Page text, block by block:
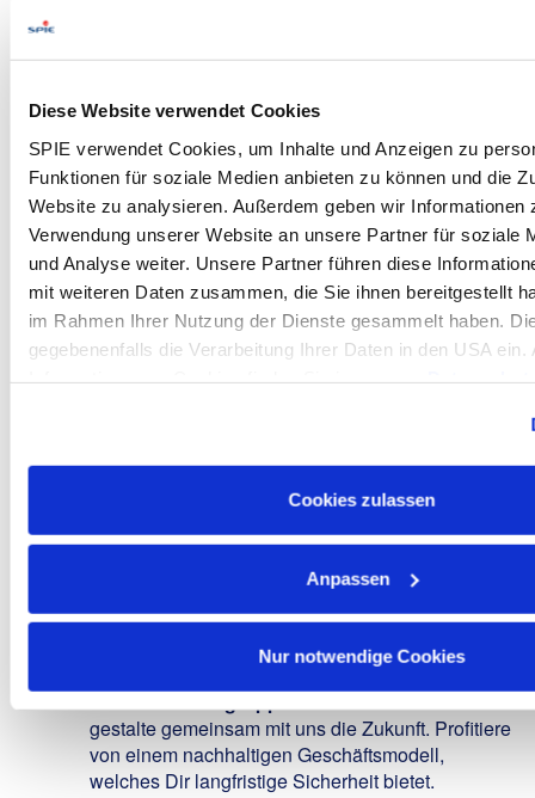
Diese Website verwendet Cookies
SPIE verwendet Cookies, um Inhalte und Anzeigen zu
Funktionen für soziale Medien anbieten zu können und die
Website zu analysieren. Außerdem geben wir Informationen
Verwendung unserer Website an unsere Partner für soziale
und Analyse weiter. Unsere Partner führen diese
mit weiteren Daten zusammen, die Sie ihnen bereitgestellt
im Rahmen Ihrer Nutzung der Dienste gesammelt haben.
gegebenenfalls die Verarbeitung Ihrer Daten in den USA ein.
Cookies zulassen
Anpassen
Nur notwendige Cookies
Urlaubs- und Weihnachtsgeld
entspannter zu genießen.
30 Tage Urlaub: Um Dich zu erholen und neue
Energie zu tanken.
Work-Life-Balance
: 38h-Woche mit
Arbeitszeitkonto sowie Möglichkeiten von Mobile-
Work, die es Dir ermöglichen Arbeit und
Privatleben gut zu vereinbaren.
Betriebliche Altersvorsorge : Wir legen großen
Wert auf Deine langfristige Absicherung und
bieten Dir die Chance direkt vom Erfolg unseres
Unternehmens zu profitieren.
Einstellung durch das Mitarbeitenden-
Empfehlungsprogramm „Gute Leute kennen gute
gestalte gemeinsam mit uns die Zukunft. Profitiere
von einem nachhaltigen Geschäftsmodell,
welches Dir langfristige Sicherheit bietet.